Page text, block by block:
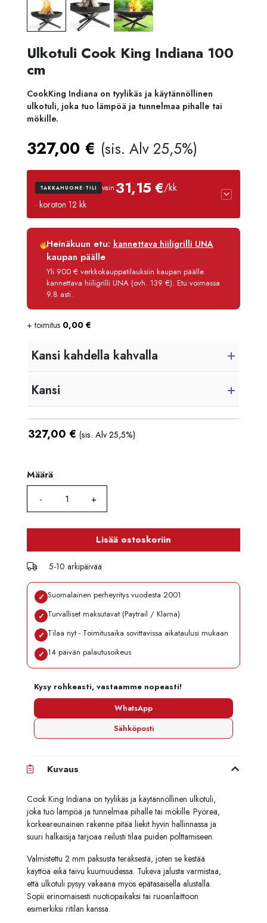
Ulkotuli Cook King Indiana 100
cm
CookKing Indiana on tyylikäs ja käytännöllinen
ulkotuli, joka tuo lämpöä ja tunnelmaa pihalle tai
mökille.
327,00 € (sis. Alv 25,5%)
TAKKAHUONE-TILI vain 31,15 €/kk
· koroton 12 kk
Luottoaika
12 kk
Korko
Käsittelymaksu
3,90 €/kk
Maksettava yhteensä
373,80 €
Heinäkuun etu: kannettava hiiligrilli UNA
kaupan päälle
Yli 900 € verkkokauppatilauksiin kaupan päälle
kannettava hiiligrilli UNA (ovh. 139 €). Etu voimassa
9.8 asti.
+ toimitus 0,00 €
Kansi kahdella kahvalla
Kansi
327,00 € (sis. Alv 25,5%)
Määrä
Määrä
Lisää ostoskoriin
5-10 arkipäivää
✓ Suomalainen perheyritys vuodesta 2001
✓ Turvalliset maksutavat (Paytrail / Klarna)
✓ Tilaa nyt - Toimitusaika sovittavissa aikataulusi mukaan
✓ 14 päivän palautusoikeus
Kysy rohkeasti, vastaamme nopeasti!
WhatsApp
Sähköposti
Kuvaus
Cook King Indiana on tyylikäs ja käytännöllinen ulkotuli,
joka tuo lämpöä ja tunnelmaa pihalle tai mökille. Pyöreä,
korkeareunainen rakenne pitää liekit hyvin hallinnassa ja
suuri halkaisija tarjoaa reilusti tilaa puiden polttamiseen.
Valmistettu 2 mm paksusta teräksestä, joten se kestää
käyttöä eikä taivu kuumuudessa. Tukeva jalusta varmistaa,
että ulkotuli pysyy vakaana myös epätasaisella alustalla.
Sopii erinomaisesti nuotiopaikaksi tai ruoanlaittoon
esimerkiksi ritilän kanssa.